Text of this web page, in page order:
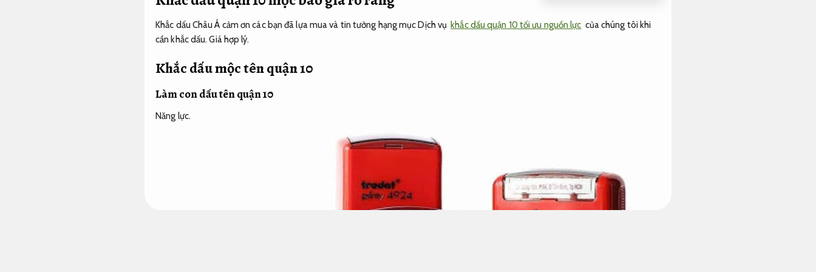
Khắc dấu Châu Á cảm ơn các bạn đã lựa mua và tin tưởng hạng mục Dịch vụ khắc dấu quận 10 tối ưu nguồn lực của chúng tôi khi
cần khắc dấu.Giá hợp lý.
Khắc dấu mộc tên quận 10
Làm con dấu tên quận 10
Năng lực.